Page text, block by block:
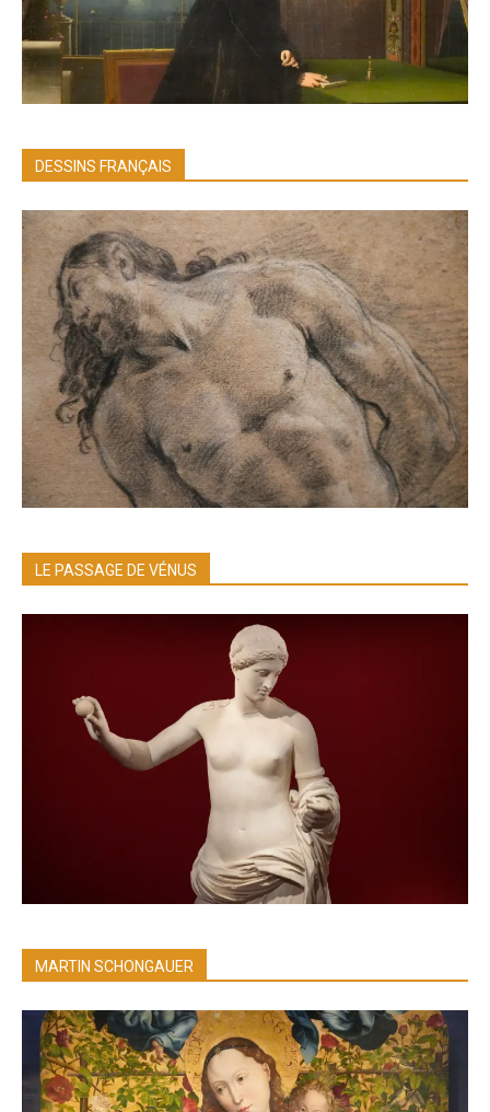
DESSINS FRANÇAIS
LE PASSAGE DE VÉNUS
MARTIN SCHONGAUER